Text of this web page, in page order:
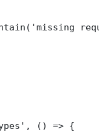
() => {